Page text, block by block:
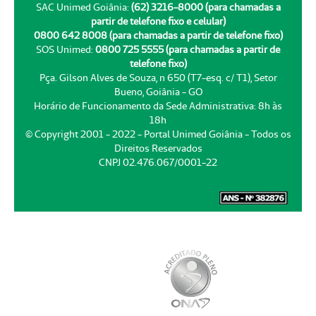
SAC Unimed Goiânia: (62) 3216-8000 (para chamadas a
partir de telefone fixo e celular)
0800 642 8008 (para chamadas a partir de telefone fixo)
SOS Unimed: 0800 725 5555 (para chamadas a partir de
telefone fixo)
Pça. Gilson Alves de Souza, n 650 (T7-esq. c/ T1), Setor
Bueno, Goiânia - GO
Horário de Funcionamento da Sede Administrativa: 8h às
18h
© Copyright 2001 - 2022 - Portal Unimed Goiânia - Todos os
Direitos Reservados
CNPJ 02.476.067/0001-22